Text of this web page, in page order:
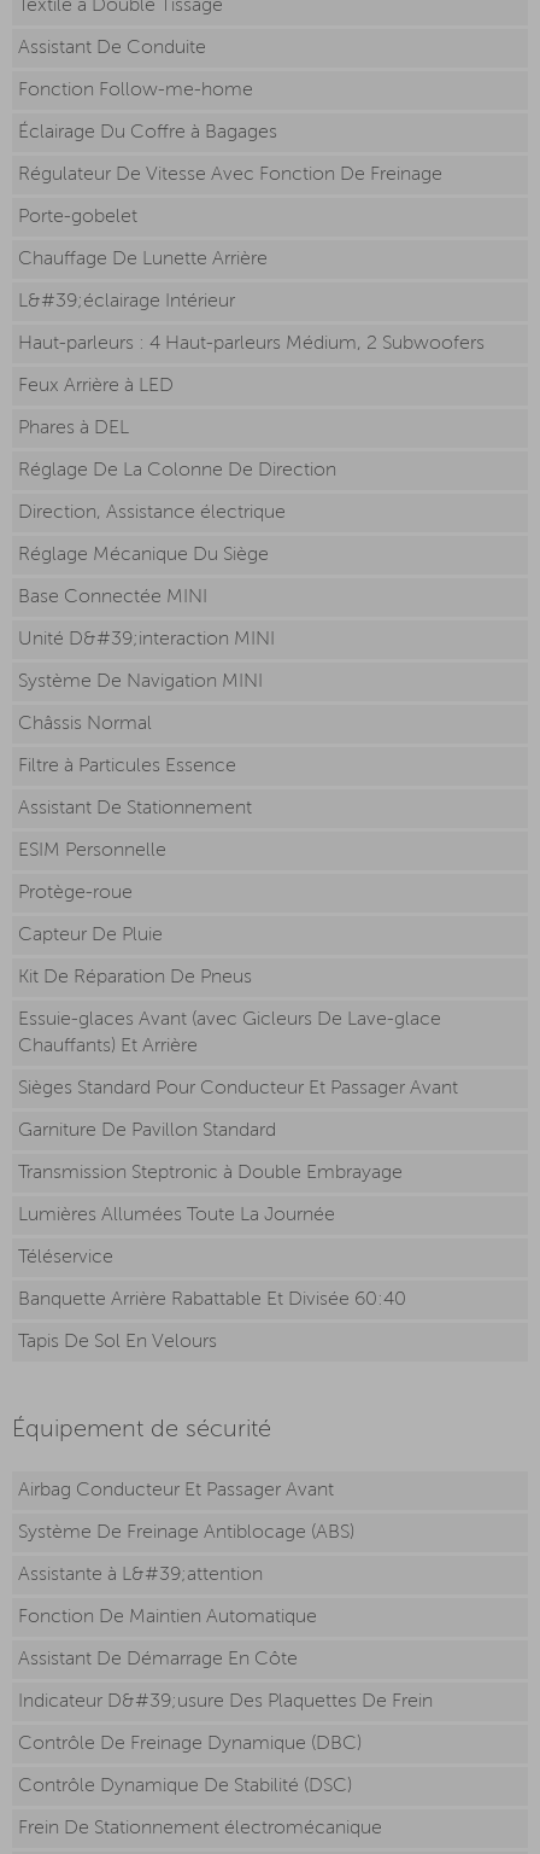
Textile à Double Tissage
Assistant De Conduite
Fonction Follow-me-home
Éclairage Du Coffre à Bagages
Régulateur De Vitesse Avec Fonction De Freinage
Porte-gobelet
Chauffage De Lunette Arrière
L&#39;éclairage Intérieur
Haut-parleurs : 4 Haut-parleurs Médium, 2 Subwoofers
Feux Arrière à LED
Phares à DEL
Réglage De La Colonne De Direction
Direction, Assistance électrique
Réglage Mécanique Du Siège
Base Connectée MINI
Unité D&#39;interaction MINI
Système De Navigation MINI
Châssis Normal
Filtre à Particules Essence
Assistant De Stationnement
ESIM Personnelle
Protège-roue
Capteur De Pluie
Kit De Réparation De Pneus
Essuie-glaces Avant (avec Gicleurs De Lave-glace
Chauffants) Et Arrière
Sièges Standard Pour Conducteur Et Passager Avant
Garniture De Pavillon Standard
Transmission Steptronic à Double Embrayage
Lumières Allumées Toute La Journée
Téléservice
Banquette Arrière Rabattable Et Divisée 60:40
Tapis De Sol En Velours
Équipement de sécurité
Airbag Conducteur Et Passager Avant
Système De Freinage Antiblocage (ABS)
Assistante à L&#39;attention
Fonction De Maintien Automatique
Assistant De Démarrage En Côte
Indicateur D&#39;usure Des Plaquettes De Frein
Contrôle De Freinage Dynamique (DBC)
Contrôle Dynamique De Stabilité (DSC)
Frein De Stationnement électromécanique